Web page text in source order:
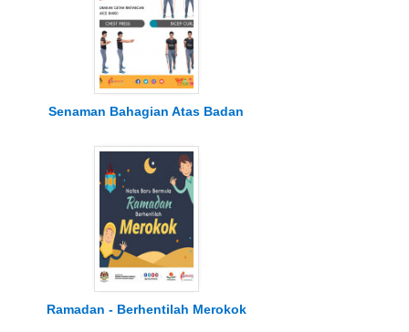
Senaman Bahagian Atas Badan
Ramadan - Berhentilah Merokok